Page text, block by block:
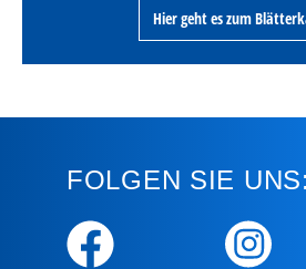
Hier geht es zum
FOLGEN SIE UNS: